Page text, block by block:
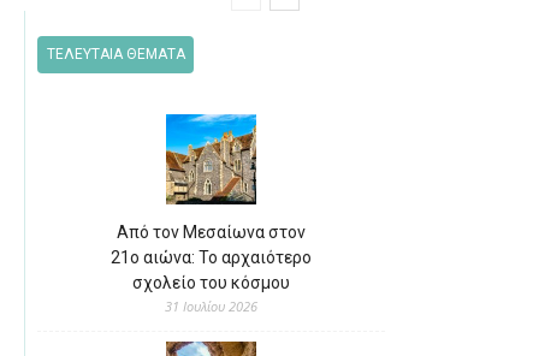
ΤΕΛΕΥΤΑΙΑ ΘΕΜΑΤΑ
Από τον Μεσαίωνα στον
21ο αιώνα: Το αρχαιότερο
σχολείο του κόσμου
31 Ιουλίου 2026